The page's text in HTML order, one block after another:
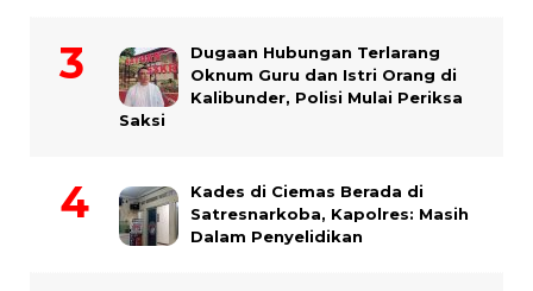
Dugaan Hubungan Terlarang
Oknum Guru dan Istri Orang di
Kalibunder, Polisi Mulai Periksa
Saksi
Kades di Ciemas Berada di
Satresnarkoba, Kapolres: Masih
Dalam Penyelidikan